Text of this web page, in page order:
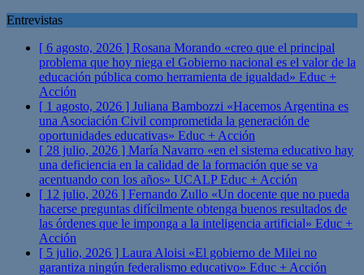
Entrevistas
[ 6 agosto, 2026 ] Rosana Morando «creo que el principal
problema que hoy niega el Gobierno nacional es el valor de la
educación pública como herramienta de igualdad» Educ +
Acción
[ 1 agosto, 2026 ] Juliana Bambozzi «Hacemos Argentina es
una Asociación Civil comprometida la generación de
oportunidades educativas» Educ + Acción
[ 28 julio, 2026 ] María Navarro «en el sistema educativo hay
una deficiencia en la calidad de la formación que se va
acentuando con los años» UCALPEduc + Acción
[ 12 julio, 2026 ] Fernando Zullo «Un docente que no pueda
hacerse preguntas difícilmente obtenga buenos resultados de
las órdenes que le imponga a la inteligencia artificial» Educ +
Acción
[ 5 julio, 2026 ] Laura Aloisi «El gobierno de Milei no
garantiza ningún federalismo educativo» Educ + Acción